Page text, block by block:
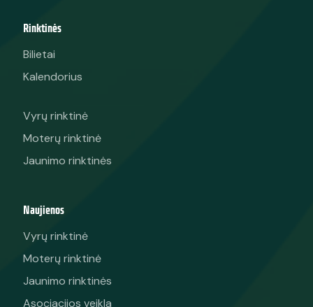
Rinktinės
Bilietai
Kalendorius
Vyrų rinktinė
Moterų rinktinė
Jaunimo rinktinės
Naujienos
Vyrų rinktinė
Moterų rinktinė
Jaunimo rinktinės
Asociacijos veikla